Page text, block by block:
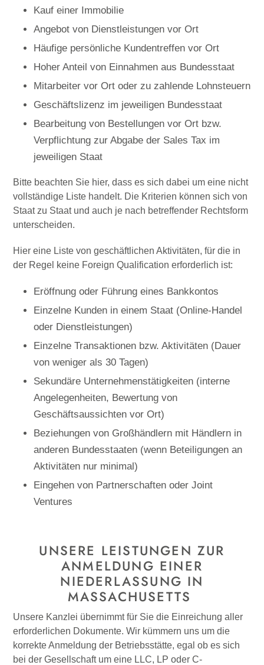
Kauf einer Immobilie
Angebot von Dienstleistungen vor Ort
Häufige persönliche Kundentreffen vor Ort
Hoher Anteil von Einnahmen aus Bundesstaat
Mitarbeiter vor Ort oder zu zahlende Lohnsteuern
Geschäftslizenz im jeweiligen Bundesstaat
Bearbeitung von Bestellungen vor Ort bzw.
Verpflichtung zur Abgabe der Sales Tax im
jeweiligen Staat
Bitte beachten Sie hier, dass es sich dabei um eine nicht
vollständige Liste handelt. Die Kriterien können sich von
Staat zu Staat und auch je nach betreffender Rechtsform
unterscheiden.
Hier eine Liste von geschäftlichen Aktivitäten, für die in
der Regel keine Foreign Qualification erforderlich ist:
Eröffnung oder Führung eines Bankkontos
Einzelne Kunden in einem Staat (Online-Handel
oder Dienstleistungen)
Einzelne Transaktionen bzw. Aktivitäten (Dauer
von weniger als 30 Tagen)
Sekundäre Unternehmenstätigkeiten (interne
Angelegenheiten, Bewertung von
Geschäftsaussichten vor Ort)
Beziehungen von Großhändlern mit Händlern in
anderen Bundesstaaten (wenn Beteiligungen an
Aktivitäten nur minimal)
Eingehen von Partnerschaften oder Joint
Ventures
UNSERE LEISTUNGEN ZUR
ANMELDUNG EINER
NIEDERLASSUNG IN
MASSACHUSETTS
Unsere Kanzlei übernimmt für Sie die Einreichung aller
erforderlichen Dokumente. Wir kümmern uns um die
korrekte Anmeldung der Betriebsstätte, egal ob es sich
bei der Gesellschaft um eine LLC, LP oder C-